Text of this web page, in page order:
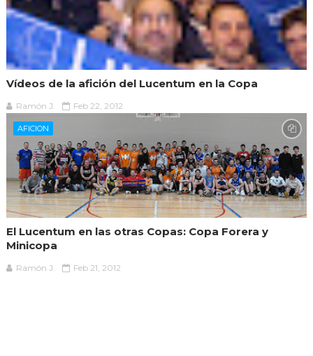
Vídeos de la afición del Lucentum en la Copa
Ramón J. Feb 22, 2012
AFICION
El Lucentum en las otras Copas: Copa Forera y
Minicopa
Ramón J. Feb 21, 2012